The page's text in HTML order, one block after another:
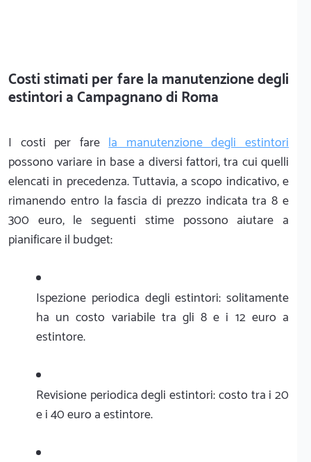
Costi stimati per fare la manutenzione degli
estintori a Campagnano di Roma
I costi per farela manutenzione degli estintori
possono variare in base a diversi fattori, tra cui quelli
elencati in precedenza. Tuttavia, a scopo indicativo, e
rimanendo entro la fascia di prezzo indicata tra 8 e
300 euro, le seguenti stime possono aiutare a
pianificare il budget:
Ispezione periodica degli estintori: solitamente
ha un costo variabile tra gli 8 e i 12 euro a
estintore.
Revisione periodica degli estintori: costo tra i 20
e i 40 euro a estintore.